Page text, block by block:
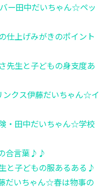
バー田中だいちゃん☆ペッ
仕上げみがきのポイント
先生と子どもの身支度あ
ンクス伊藤だいちゃん☆イ
・田中だいちゃん☆学校
合言葉♪♪
と子どもの服あるある♪
だいちゃん☆春は物事の